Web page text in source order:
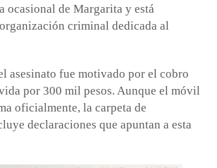
ocasional de Margarita y está
criminal dedicada al
asesinato fue motivado por el cobro
por 300 mil pesos. Aunque el móvil
oficialmente, la carpeta de
declaraciones que apuntan a esta